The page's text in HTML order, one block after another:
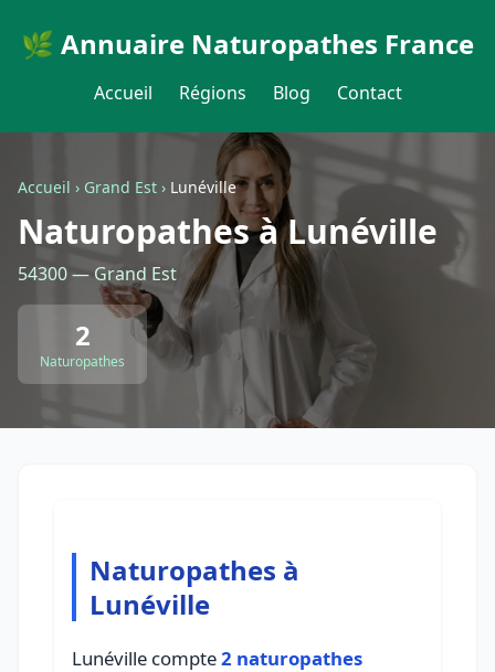
🌿 Annuaire Naturopathes France
Accueil Régions Blog Contact
Accueil › Grand Est › Lunéville
Naturopathes à Lunéville
54300 — Grand Est
2
Naturopathes
Naturopathes à
Lunéville
Lunéville compte2 naturopathes